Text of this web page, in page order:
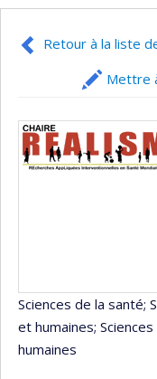
Retour à la liste
Mettre
Sciences de la santé;
et humaines;
humaines